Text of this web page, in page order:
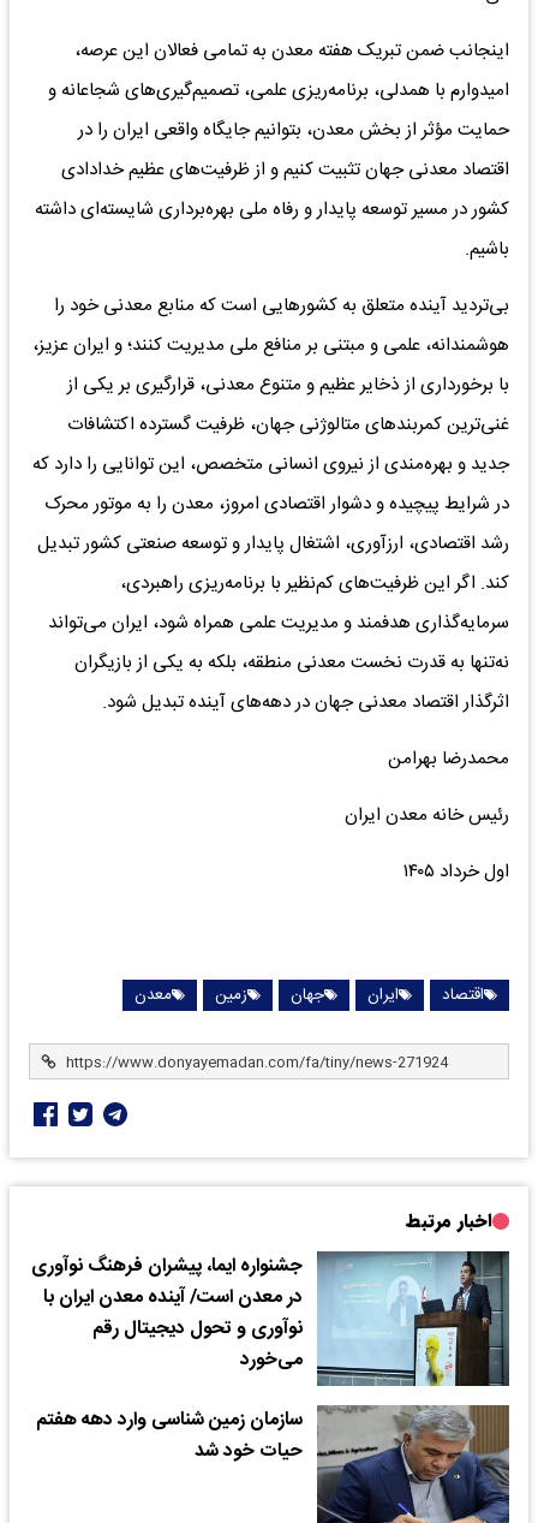
اینجانب ضمن تبریک هفته معدن به تمامی فعالان این عرصه،
امیدوارم با همدلی، برنامه‌ریزی علمی، تصمیم‌گیری‌های شجاعانه و
حمایت مؤثر از بخش معدن، بتوانیم جایگاه واقعی ایران را در
اقتصاد معدنی جهان تثبیت کنیم و از ظرفیت‌های عظیم خدادادی
کشور در مسیر توسعه پایدار و رفاه ملی بهره‌برداری شایسته‌ای داشته
باشیم.
بی‌تردید آینده متعلق به کشورهایی است که منابع معدنی خود را
هوشمندانه، علمی و مبتنی بر منافع ملی مدیریت کنند؛ و ایران عزیز،
با برخورداری از ذخایر عظیم و متنوع معدنی، قرارگیری بر یکی از
غنی‌ترین کمربندهای متالوژنی جهان، ظرفیت گسترده اکتشافات
جدید و بهره‌مندی از نیروی انسانی متخصص، این توانایی را دارد که
در شرایط پیچیده و دشوار اقتصادی امروز، معدن را به موتور محرک
رشد اقتصادی، ارزآوری، اشتغال پایدار و توسعه صنعتی کشور تبدیل
کند. اگر این ظرفیت‌های کم‌نظیر با برنامه‌ریزی راهبردی،
سرمایه‌گذاری هدفمند و مدیریت علمی همراه شود، ایران می‌تواند
نه‌تنها به قدرت نخست معدنی منطقه، بلکه به یکی از بازیگران
اثرگذار اقتصاد معدنی جهان در دهه‌های آینده تبدیل شود.
محمدرضا بهرامن
رئیس خانه معدن ایران
اول خرداد ۱۴۰۵
اقتصاد ایران جهان زمین معدن
اخبار مرتبط
جشنواره ایما، پیشران فرهنگ نوآوری
در معدن است/ آینده معدن ایران با
نوآوری و تحول دیجیتال رقم
می‌خورد
سازمان زمین شناسی وارد دهه هفتم
حیات خود شد